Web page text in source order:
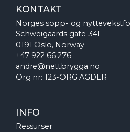
KONTAKT
Norges sopp- og
Schweigaards gate 34F
0191 Oslo, Norway
+47 922 66 276
andre@nettbrygga.no
Org nr: 123-ORG AGDER
INFO
Ressurser